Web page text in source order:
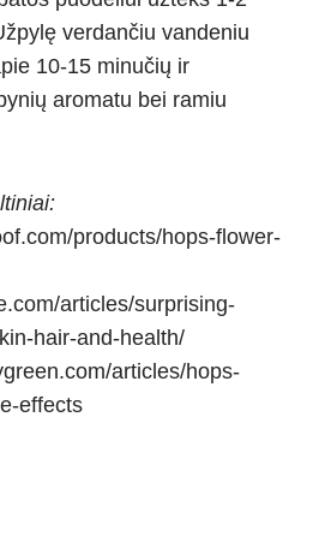
verdančiu vandeniu
10-15 minučių ir
aromatu bei ramiu
products/hops-flower-
articles/surprising-
hair-and-health/
articles/hops-
effects